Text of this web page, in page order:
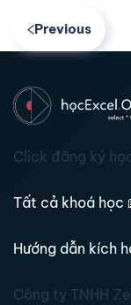
Previous
Click đăng ký
Tất cả khoá học
Hướng dẫn kích
Công ty TNHH